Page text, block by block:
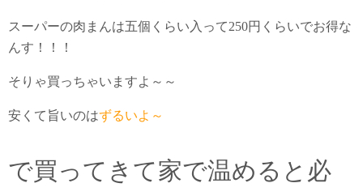
スーパーの肉まんは五個くらい入って250円くらいでお得な
んす！！！
そりゃ買っちゃいますよ～～
安くて旨いのはずるいよ～
で買ってきて家で温めると必